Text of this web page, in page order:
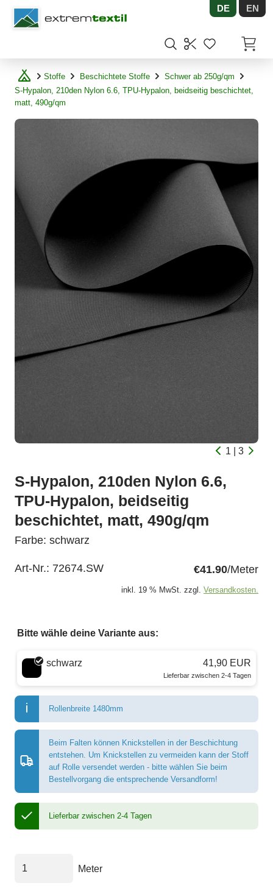
Shopware DE EN
Stoffe Beschichtete Stoffe
Schwer ab 250g/qm
S-Hypalon, 210den Nylon 6.6, TPU-Hypalon, beidseitig beschichtet,
matt, 490g/qm
1 | 3
S-Hypalon, 210den Nylon 6.6,
TPU-Hypalon, beidseitig
beschichtet, matt, 490g/qm
Farbe: schwarz
Art-Nr.: 72674.SW €41.90/Meter
inkl. 19 % MwSt. zzgl. Versandkosten.
Bitte wähle deine Variante aus:
Wähle eine Farbe
schwarz 41,90 EUR
Lieferbar zwischen 2-4 Tagen
Rollenbreite 1480mm
Beim Falten können Knickstellen in der Beschichtung
entstehen. Um Knickstellen zu vermeiden kann der Stoff
auf Rolle versendet werden - bitte wählen Sie beim
Bestellvorgang die entsprechende Versandform!
Lieferbar zwischen 2-4 Tagen
Meter